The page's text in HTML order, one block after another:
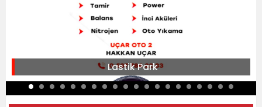
Lastik Park